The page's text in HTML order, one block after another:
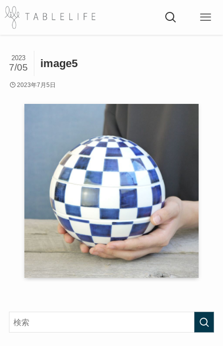
image5
2023
7/05
2023年7月5日